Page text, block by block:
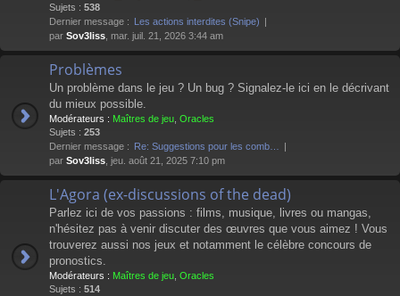
Sujets : 538
Dernier message : Les actions interdites (Snipe)
par Sov3liss , mar. juil. 21, 2026 3:44 am
Problèmes
Un problème dans le jeu ? Un bug ? Signalez-le ici en le décrivant
du mieux possible.
Modérateurs : Maîtres de jeu Oracles
Sujets : 253
Dernier message : Re: Suggestions pour les comb…
par Sov3liss , jeu. août 21, 2025 7:10 pm
L'Agora (ex-discussions of the dead)
Parlez ici de vos passions : films, musique, livres ou mangas,
n'hésitez pas à venir discuter des œuvres que vous aimez ! Vous
trouverez aussi nos jeux et notamment le célèbre concours de
pronostics.
Modérateurs : Maîtres de jeu Oracles
Sujets : 514